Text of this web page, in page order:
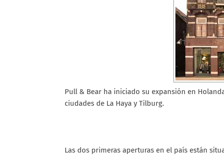
Pull & Bear ha iniciado su expansión en
ciudades de La Haya y Tilburg.
Las dos primeras aperturas en el país están